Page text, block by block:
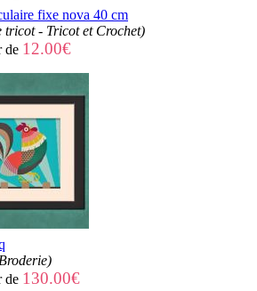
fixe nova 40 cm
tricot - Tricot et Crochet)
de 12.00€
de 130.00€